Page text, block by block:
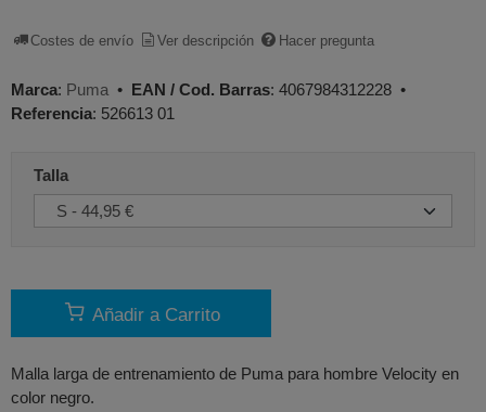
Costes de envío Ver descripción Hacer pregunta
Marca: Puma • EAN / Cod. Barras: 4067984312228 •
Referencia: 526613 01
Talla
Añadir a Carrito
Malla larga de entrenamiento de Puma para hombre Velocity en
color negro.